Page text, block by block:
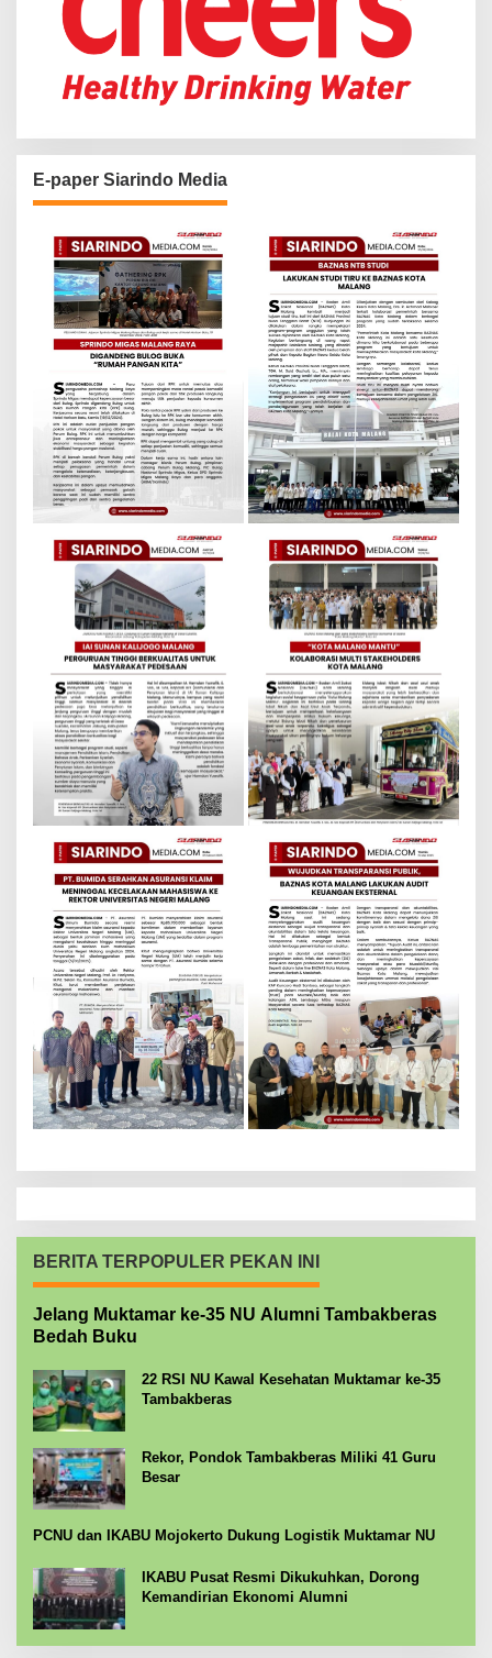
E-paper Siarindo Media
BERITA TERPOPULER PEKAN INI
Jelang Muktamar ke-35 NU Alumni Tambakberas
Bedah Buku
22 RSI NU Kawal Kesehatan Muktamar ke-35
Tambakberas
Rekor, Pondok Tambakberas Miliki 41 Guru
Besar
PCNU dan IKABU Mojokerto Dukung Logistik Muktamar NU
IKABU Pusat Resmi Dikukuhkan, Dorong
Kemandirian Ekonomi Alumni